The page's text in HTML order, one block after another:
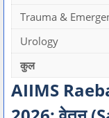
Trauma &
Urology
कुल
AIIMS